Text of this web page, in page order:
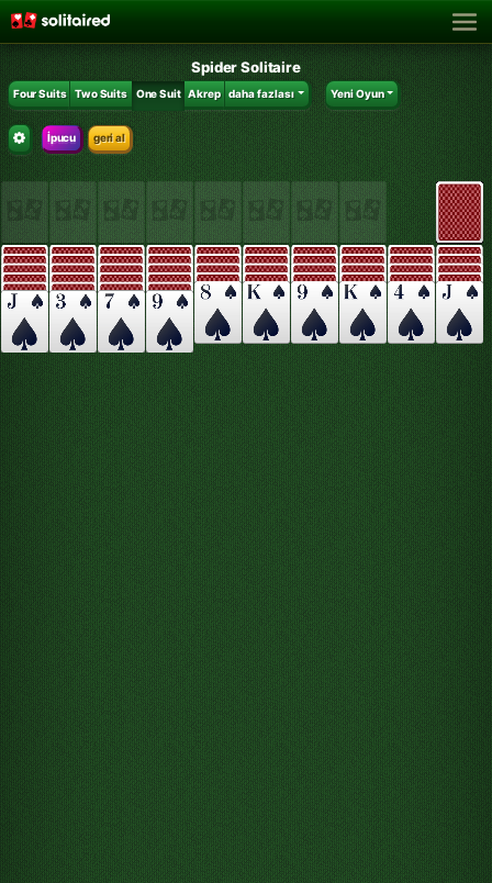
Spider Solitaire
Four Suits Two Suits One Suit Akrep daha fazlası Yeni Oyun
İpucu geri al